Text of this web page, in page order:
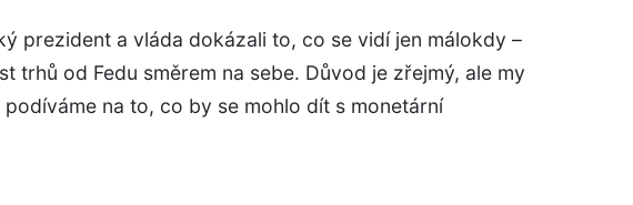
prezident a vláda dokázali to, co se vidí jen málokdy –
trhů od Fedu směrem na sebe. Důvod je zřejmý, ale my
podíváme na to, co by se mohlo dít s monetární